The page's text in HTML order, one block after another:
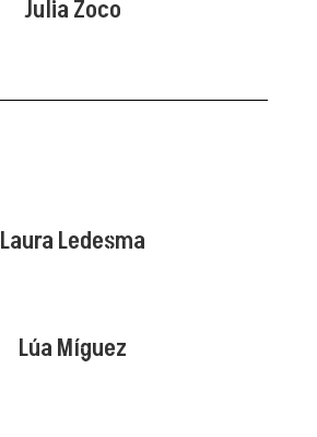
Julia Zoco
Laura Ledesma
Lúa Míguez